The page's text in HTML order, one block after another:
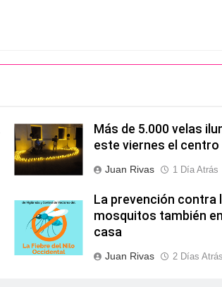
Más de 5.000 velas
este viernes el centro
Juan Rivas 1 Día Atrás
La prevención contra
mosquitos también
casa
Juan Rivas 2 Días Atrás